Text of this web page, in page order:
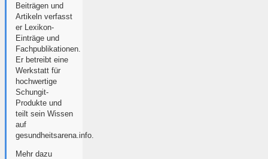
Beiträgen und
Artikeln verfasst
er Lexikon-
Einträge und
Fachpublikationen.
Er betreibt eine
Werkstatt für
hochwertige
Schungit-
Produkte und
teilt sein Wissen
auf
gesundheitsarena.info.
Mehr dazu